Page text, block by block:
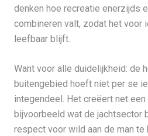
denken hoe recreatie enerzijds
combineren valt, zodat het voor
leefbaar blijft.
Want voor alle duidelijkheid: de
buitengebied hoeft niet per se
integendeel. Het creëert net een
bijvoorbeeld wat de jachtsector
respect voor wild aan de man te